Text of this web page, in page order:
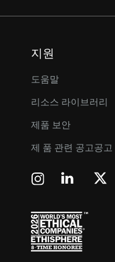
지원
도움말
리소스 라이브러리
제품 보안
제 품 관련 공고공고